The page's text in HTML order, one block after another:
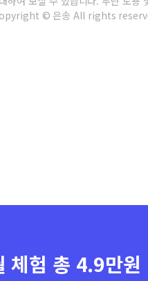
© 은송 All rights
체험 총 4.9만원